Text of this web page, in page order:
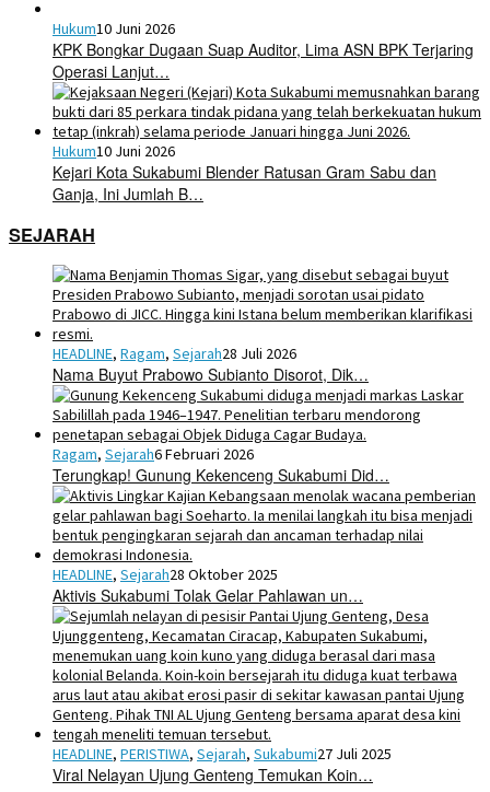
Hukum10 Juni 2026
KPK Bongkar Dugaan Suap Auditor, Lima ASN BPK Terjaring
Operasi Lanjut…
Hukum10 Juni 2026
Kejari Kota Sukabumi Blender Ratusan Gram Sabu dan
Ganja, Ini Jumlah B…
SEJARAH
HEADLINE, Ragam, Sejarah28 Juli 2026
Nama Buyut Prabowo Subianto Disorot, Dik…
Ragam, Sejarah6 Februari 2026
Terungkap! Gunung Kekenceng Sukabumi Did…
HEADLINE, Sejarah28 Oktober 2025
Aktivis Sukabumi Tolak Gelar Pahlawan un…
HEADLINE, PERISTIWA, Sejarah, Sukabumi27 Juli 2025
Viral Nelayan Ujung Genteng Temukan Koin…